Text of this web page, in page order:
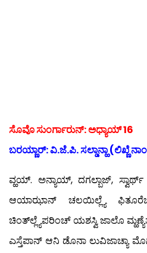
ಸೊವೊ ಸುಂರ್ಗಾರುನ್: ಅಧ್ಯಾಯ್ 16
ಬರಯ್ಣಾರ್: ವಿ.ಜೆ.ಪಿ. ಸಲ್ಡಾನ್ಹಾ (ಲಿಖ್ಣೆ
ವ್ಹಯ್. ಅನ್ಯಾಯ್, ದಗಲ್ಬಾಜ್,
ಆಯಾಝಾನ್ ಚಲಯಿಲ್ಲ್ಯೆ
ಚಿಂತ್‍ಲ್ಲ್ಯೆಪರಿಂಚ್ ಯಶಸ್ವಿ ಜಾಲೊ
ಎಸ್ತೆಪಾನ್ ಆನಿ ಡೊನಾ ಲುವಿಜಾಚ್ಯಾ